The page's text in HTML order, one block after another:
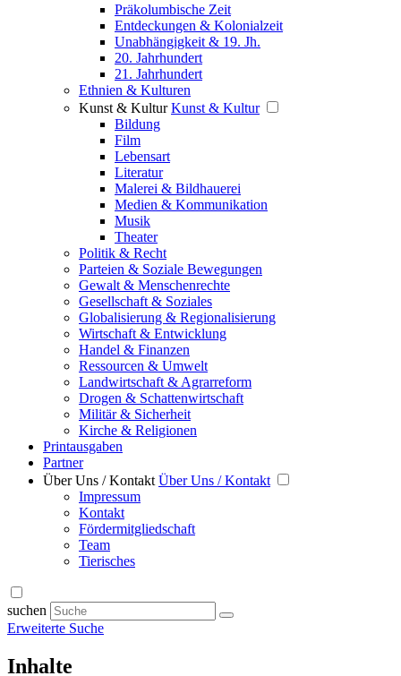
Präkolumbische Zeit
Entdeckungen & Kolonialzeit
Unabhängigkeit & 19. Jh.
20. Jahrhundert
21. Jahrhundert
Ethnien & Kulturen
Kunst & Kultur Kunst & Kultur
Bildung
Film
Lebensart
Literatur
Malerei & Bildhauerei
Medien & Kommunikation
Musik
Theater
Politik & Recht
Parteien & Soziale Bewegungen
Gewalt & Menschenrechte
Gesellschaft & Soziales
Globalisierung & Regionalisierung
Wirtschaft & Entwicklung
Handel & Finanzen
Ressourcen & Umwelt
Landwirtschaft & Agrarreform
Drogen & Schattenwirtschaft
Militär & Sicherheit
Kirche & Religionen
Printausgaben
Partner
Über Uns / Kontakt Über Uns / Kontakt
Impressum
Kontakt
Fördermitgliedschaft
Team
Tierisches
suchen
Erweiterte Suche
Inhalte